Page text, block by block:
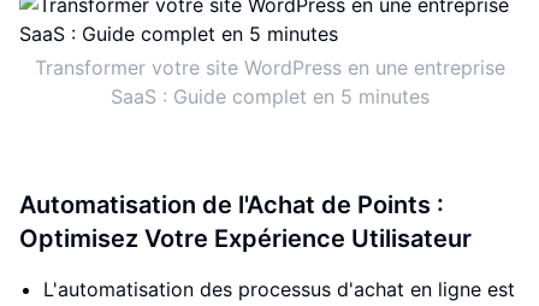
Transformer votre site WordPress en une entreprise
SaaS : Guide complet en 5 minutes
Automatisation de l'Achat de Points :
Optimisez Votre Expérience Utilisateur
L'automatisation des processus d'achat en ligne est